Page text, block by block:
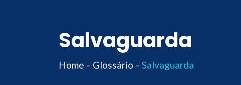
Salvaguarda
Home Glossário Salvaguarda